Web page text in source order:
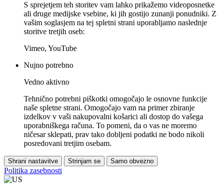
S sprejetjem teh storitev vam lahko prikažemo videoposnetke
ali druge medijske vsebine, ki jih gostijo zunanji ponudniki. Z
vašim soglasjem na tej spletni strani uporabljamo naslednje
storitve tretjih oseb:
Vimeo, YouTube
Nujno potrebno
Vedno aktivno
Tehnično potrebni piškotki omogočajo le osnovne funkcije
naše spletne strani. Omogočajo vam na primer zbiranje
izdelkov v vaši nakupovalni košarici ali dostop do vašega
uporabniškega računa. To pomeni, da o vas ne moremo
ničesar sklepati, prav tako dobljeni podatki ne bodo nikoli
posredovani tretjim osebam.
Shrani nastavitve Strinjam se Samo obvezno
Politika zasebnosti